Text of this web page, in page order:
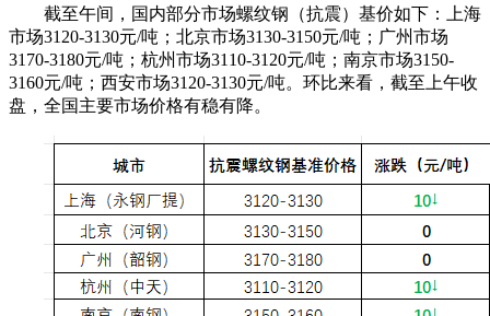
截至午间，国内部分市场螺纹钢（抗震）基价如下：上海
市场3120-3130元/吨；北京市场3130-3150元/吨；广州市场
3170-3180元/吨；杭州市场3110-3120元/吨；南京市场3150-
3160元/吨；西安市场3120-3130元/吨。环比来看，截至上午收
盘，全国主要市场价格有稳有降。